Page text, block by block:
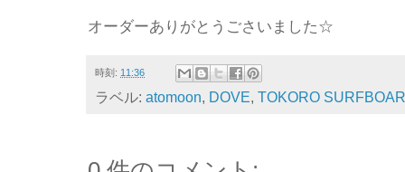
オーダーありがとうごさいました☆
時刻: 11:36
ラベル: atomoon, DOVE, TOKORO